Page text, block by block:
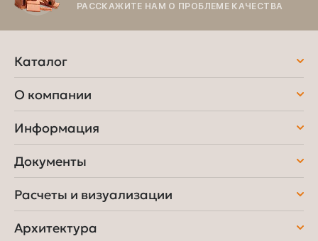
РАССКАЖИТЕ НАМ О ПРОБЛЕМЕ КАЧЕСТВА
Каталог
О компании
Информация
Документы
Расчеты и визуализации
Архитектура